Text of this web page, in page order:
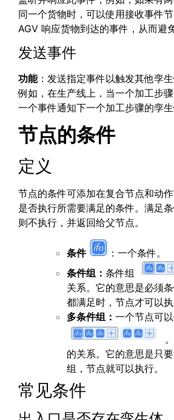
同一个货物时，可以使用接收事件
AGV 响应货物到达的事件，从而避
发送事件
功能：发送指定事件以触发其他孪生
例如，在生产线上，当一个加工步
一个事件通知下一个加工步骤的孪生
节点的条件
定义
节点的条件可添加在复合节点和动
是否执行所需要满足的条件。满足
则不执行，并返回给父节点。
条件
：一个条件。
条件组： 条件组
关系。它的意思是必须
都满足时，节点才可以执
多条件组： 一个节点可
的关系。它的意思是只
组，节点就可以执行。
常见条件